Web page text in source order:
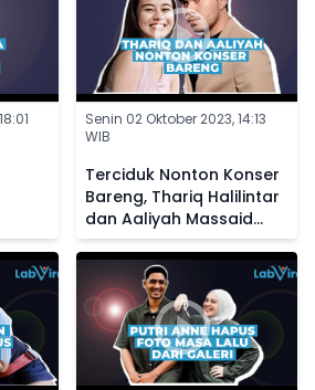
Senin 02 Oktober 2023, 14:13
WIB
Terciduk Nonton Konser
Bareng, Thariq Halilintar
dan Aaliyah Massaid
Diisukan Makin Dekat